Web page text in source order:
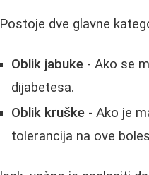
Postoje dve glavne
Oblik jabuke - Ako se
dijabetesa.
Oblik kruške - Ako je
tolerancija na ove